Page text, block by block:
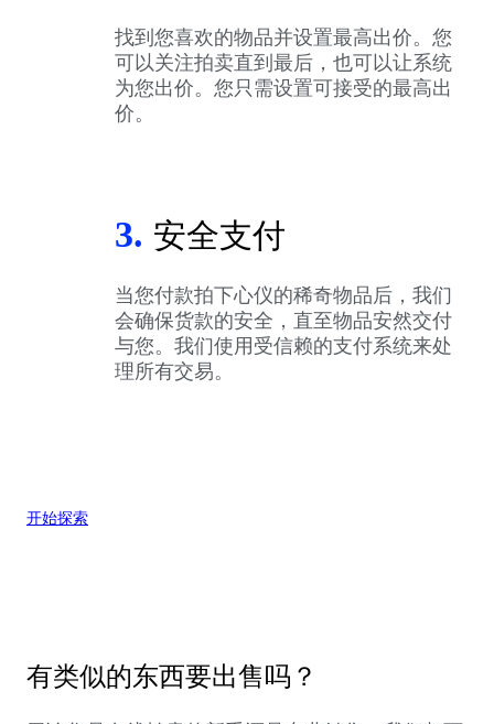
找到您喜欢的物品并设置最高出价。您
可以关注拍卖直到最后，也可以让系统
为您出价。您只需设置可接受的最高出
价。
3. 安全支付
当您付款拍下心仪的稀奇物品后，我们
会确保货款的安全，直至物品安然交付
与您。我们使用受信赖的支付系统来处
理所有交易。
开始探索
有类似的东西要出售吗？